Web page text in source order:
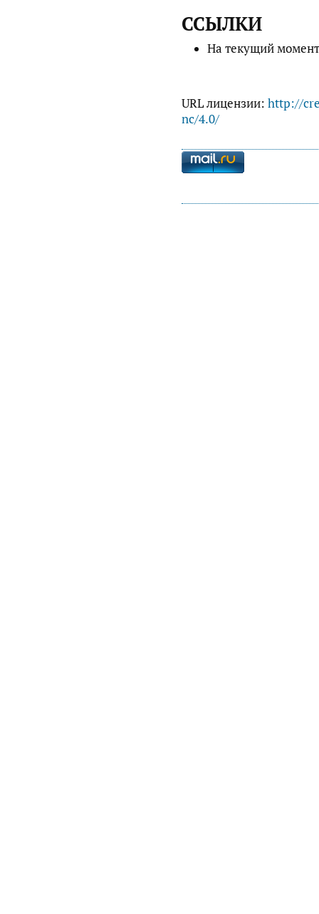
ССЫЛКИ
На текущий
URL лицензии: http://
nc/4.0/